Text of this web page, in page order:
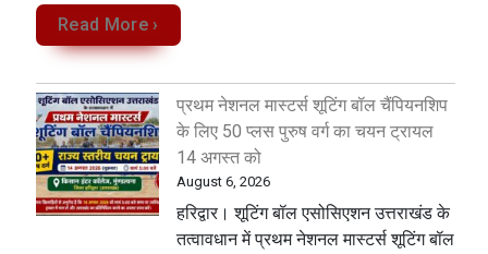
Read More ›
प्रथम नेशनल मास्टर्स शूटिंग बॉल चैंपियनशिप
के लिए 50 प्लस पुरुष वर्ग का चयन ट्रायल
14 अगस्त को
August 6, 2026
हरिद्वार। शूटिंग बॉल एसोसिएशन उत्तराखंड के
तत्वावधान में प्रथम नेशनल मास्टर्स शूटिंग बॉल